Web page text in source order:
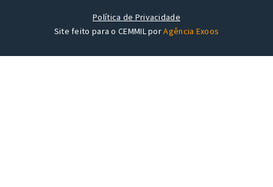
Política de Privacidade
Site feito para o CEMMIL porAgência Exoos